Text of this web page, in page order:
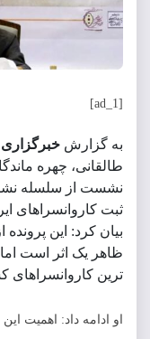
[ad_1]
به گزارش خبرگزاری
طالقانی، چهره
نشست از سلسله
ثبت کاروانسراهای
بیان کرد: این
ترین کاروانسراهای
او ادامه داد: اهمیت